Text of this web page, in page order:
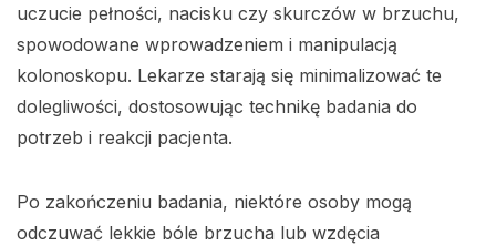
uczucie pełności, nacisku czy skurczów w brzuchu,
spowodowane wprowadzeniem i manipulacją
kolonoskopu. Lekarze starają się minimalizować te
dolegliwości, dostosowując technikę badania do
potrzeb i reakcji pacjenta.
Po zakończeniu badania, niektóre osoby mogą
odczuwać lekkie bóle brzucha lub wzdęcia